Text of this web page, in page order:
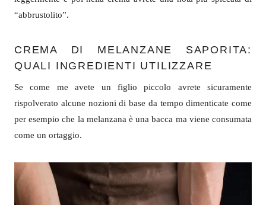
“abbrustolito”.
CREMA DI MELANZANE SAPORITA:
QUALI INGREDIENTI UTILIZZARE
Se come me avete un figlio piccolo avrete sicuramente
rispolverato alcune nozioni di base da tempo dimenticate come
per esempio che la melanzana è una bacca ma viene consumata
come un ortaggio.